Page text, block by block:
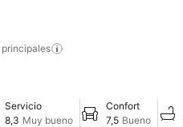
principales
Servicio
8,3 Muy bueno
Confort
7,5 Bueno